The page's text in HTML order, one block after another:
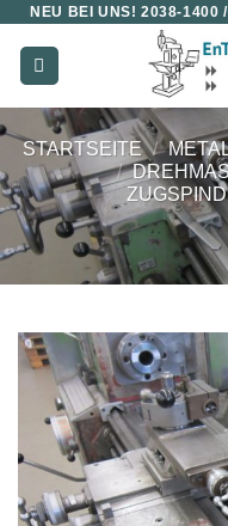
Zum
Inhalt
springen
NEU BEI UNS!2038-1400
STARTSEITE /
/